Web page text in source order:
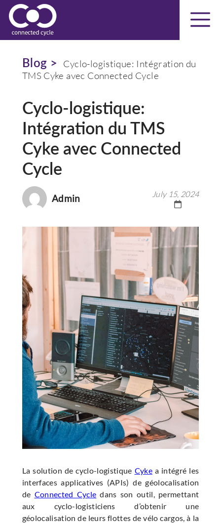
Blog >
Cyclo-logistique: Intégration du
TMS Cyke avec Connected Cycle
Cyclo-logistique:
Intégration du TMS
Cyke avec Connected
Cycle
Admin July 15, 2024
La solution de cyclo-logistique Cykea intégré les
interfaces applicatives (APIs) de géolocalisation
de Connected Cycle dans son outil, permettant
aux cyclo-logisticiens d’obtenir une
géolocalisation de leurs flottes de vélo cargos, à la